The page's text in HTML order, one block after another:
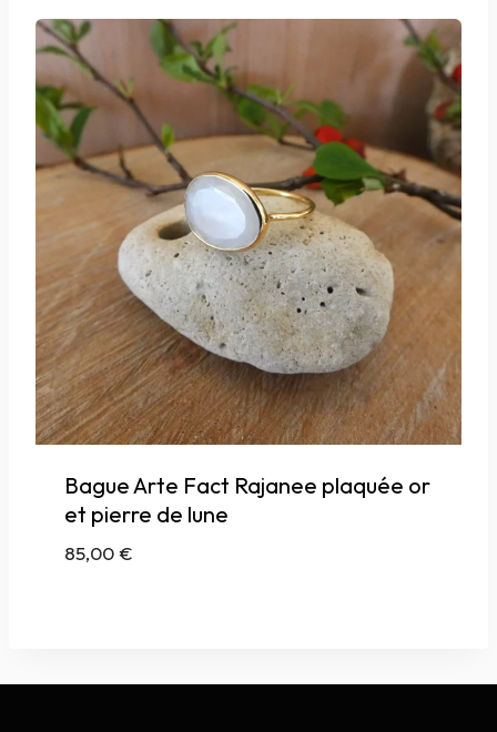
Bague Arte Fact Rajanee plaquée or
et pierre de lune
85,00€